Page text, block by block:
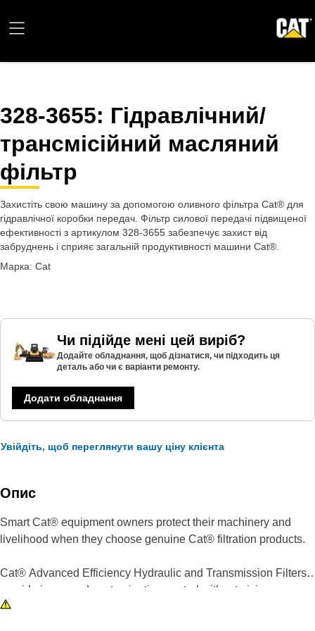
328-3655: Гідравлічний/
трансмісійний масляний
фільтр
Захистіть свою машину за допомогою оливного фільтра Cat® для
гідравлічної коробки передач. Фільтр силової передачі підвищеної
ефективності з артикулом 328-3655 забезпечує захист від
забруднень і сприяє загальній продуктивності машини Cat®.
Марка: Cat
Чи підійде мені цей виріб?
Додайте обладнання, щоб дізнатися, чи підходить ця
деталь або чи є варіанти ремонту.
Додати обладнання
Увійдіть, щоб переглянути вашу ціну клієнта
Опис
Smart Cat® equipment owners protect their machinery and
livelihood when they choose genuine Cat® filtration products.
Cat® Advanced Efficiency Hydraulic and Transmission Filters
provide increased contamination control without giving up
superior dirt-holding. Using improved filter media, our filters